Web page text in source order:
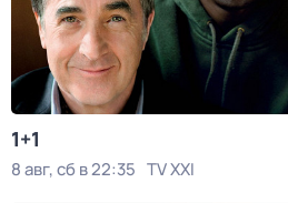
1+1
8 авг, сб в 22:35 TV XXI